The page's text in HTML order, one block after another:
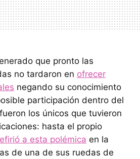
que pronto las
no tardaron en ofrecer
negando su conocimiento
participación dentro del
los únicos que tuvieron
hasta el propio
a esta polémica en la
de una de sus ruedas de